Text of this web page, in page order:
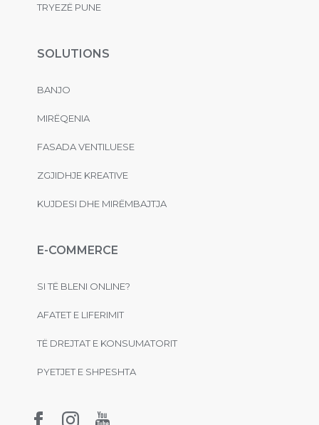
TRYEZË PUNE
SOLUTIONS
BANJO
MIRËQENIA
FASADA VENTILUESE
ZGJIDHJE KREATIVE
KUJDESI DHE MIRËMBAJTJA
E-COMMERCE
SI TË BLENI ONLINE?
AFATET E LIFERIMIT
TË DREJTAT E KONSUMATORIT
PYETJET E SHPESHTA